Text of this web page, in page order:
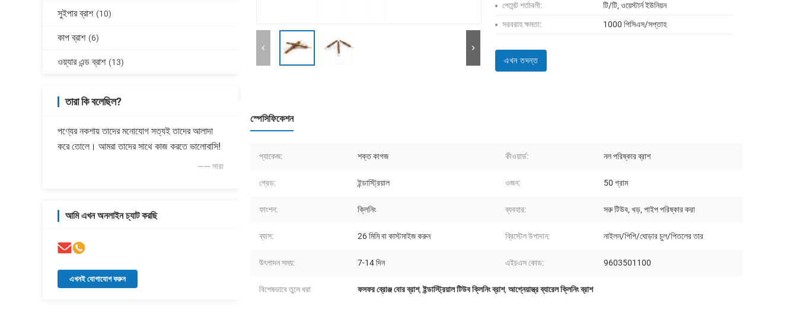
সুইপার ব্রাশ (10)
কাপ ব্রাশ (6)
ওয়্যার এন্ড ব্রাশ (13)
তারা কি বলেছিল?
পণ্যের নকশায় তাদের মনোযোগ সত্যই তাদের আলাদা
করে তোলে। আমরা তাদের সাথে কাজ করতে ভালোবাসি!
—— সারা
আমি এখন অনলাইন চ্যাট করছি
এখনই যোগাযোগ করুন
পেমেন্ট শর্তাবলী:
টি/টি, ওয়েস্টার্ন ইউনিয়ন
সরবরাহ ক্ষমতা:
1000 পিসিএস/সপ্তাহ
এখন তদন্ত
স্পেসিফিকেশন
প্যাকেজ: শক্ত কাগজ কীওয়ার্ড: নল পরিষ্কার ব্রাশ
গ্রেড: ইন্ডাস্ট্রিয়াল ওজন: 50 গ্রাম
ফাংশন: ক্লিনিং ব্যবহার: সরু টিউব, খড়, পাইপ পরিষ্কার করা
ব্যাস: 26 মিমি বা কাস্টমাইজ করুন ব্রিস্টেল উপাদান: নাইলন/পিপি/ঘোড়ার চুল/পিতলের তার
উৎপাদন সময়: 7-14 দিন এইচএস কোড: 9603501100
বিশেষভাবে তুলে ধরা ফসফর ব্রোঞ্জ বোর ব্রাশ,ইন্ডাস্ট্রিয়াল টিউব ক্লিনিং ব্রাশ, আগ্নেয়াস্ত্র ব্যারেল ক্লিনিং ব্রাশ